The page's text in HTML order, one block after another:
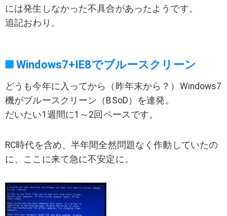
には発生しなかった不具合があったようです。
追記おわり。
Windows7+IE8でブルースクリーン
どうも今年に入ってから（昨年末から？）Windows7
機がブルースクリーン（BSoD）を連発。
だいたい1週間に1～2回ペースです。
RC時代を含め、半年間全然問題なく作動していたの
に、ここに来て急に不安定に。